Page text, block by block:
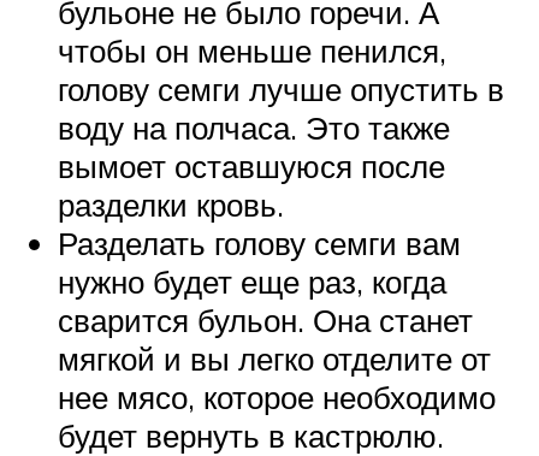
бульоне не было горечи. А
чтобы он меньше пенился,
голову семги лучше опустить в
воду на полчаса. Это также
вымоет оставшуюся после
разделки кровь.
Разделать голову семги вам
нужно будет еще раз, когда
сварится бульон. Она станет
мягкой и вы легко отделите от
нее мясо, которое необходимо
будет вернуть в кастрюлю.